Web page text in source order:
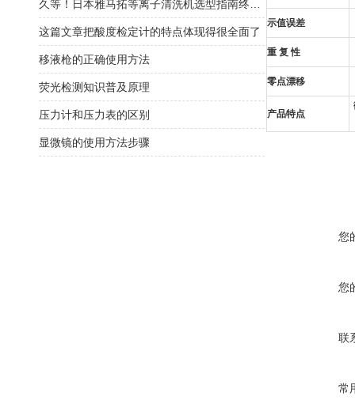
示值误差
重 复 性
零点漂移
产品特点
您
您
联
常
这篇文章把酸度检定计的特点体现得很全面了
移液枪的正确使用方法
荧光检测知识普及原理
压力计和压力表的区别
显微镜的使用方法步骤